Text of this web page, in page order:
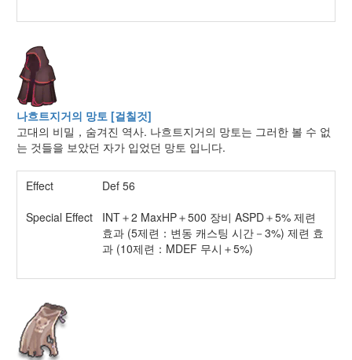
나흐트지거의 망토 [걸칠것]
고대의 비밀，숨겨진 역사. 나흐트지거의 망토는 그러한 볼 수 없
는 것들을 보았던 자가 입었던 망토 입니다.
Effect
Def 56
Special Effect
INT＋2 MaxHP＋500 장비 ASPD＋5% 제련
효과 (5제련：변동 캐스팅 시간－3%) 제련 효
과 (10제련：MDEF 무시＋5%)